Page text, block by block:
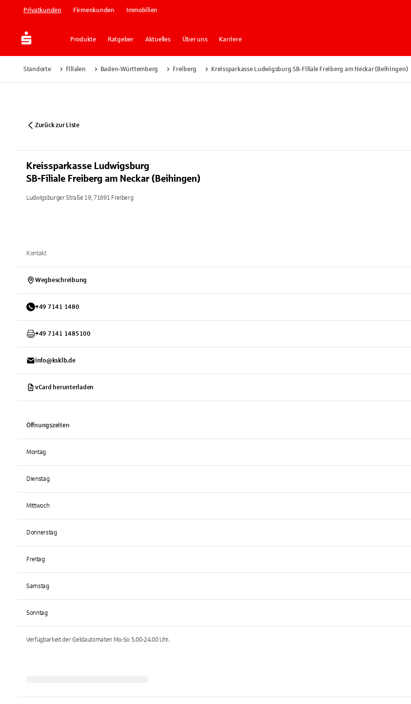
Privatkunden Firmenkunden Immobilien
Produkte Ratgeber Aktuelles Über uns Karriere
Standorte Filialen Baden-Württemberg Freiberg Kreissparkasse Ludwigsburg SB-Filiale Freiberg am Neckar (Beihingen)
Zurück zur Liste
Kreissparkasse Ludwigsburg
SB-Filiale Freiberg am Neckar (Beihingen)
Ludwigsburger Straße 19, 71691 Freiberg
Kontakt
Wegbeschreibung
+49 7141 1480
+49 7141 1485100
info@ksklb.de
vCard herunterladen
Öffnungszeiten
Montag
Dienstag
Mittwoch
Donnerstag
Freitag
Samstag
Sonntag
Verfügbarkeit der Geldautomaten Mo-So 5.00-24.00Uhr.